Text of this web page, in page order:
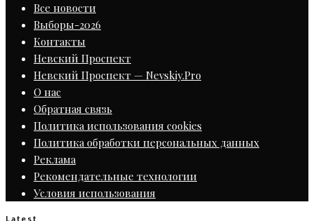
Все новости
Выборы-2026
Контакты
Невский Проспект
Невский Проспект — Nevskiy.Pro
О нас
Обратная связь
Политика использования cookies
Политика обработки персональных данных
Реклама
Рекомендательные технологии
Условия использования
Latest